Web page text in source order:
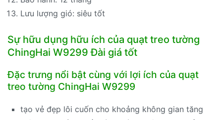
Lưu lượng gió: siêu tốt
Sự hữu dụng hữu ích của quạt treo tường
ChingHai W9299 Đài giá tốt
Đặc trưng nổi bật cùng với lợi ích của quạt
treo tường ChingHai W9299
tạo vẻ đẹp lôi cuốn cho khoảng không gian tăng